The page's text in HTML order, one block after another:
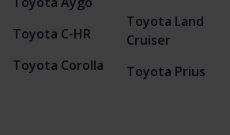
Toyota C-HR
Toyota Corolla
Toyota Land
Cruiser
Toyota Prius